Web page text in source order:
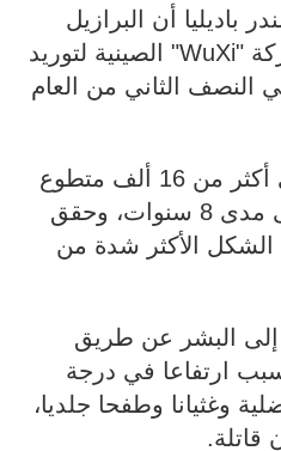
باديليا أن البرازيل
توصلت إلى اتفاق مع شركة "WuXi" الصينية لتوريد
في النصف الثاني من العام
واختُبر اللقاح الجديد على أكثر من 16 ألف متطوع
في 14 ولاية برازيلية على مدى 8 سنوات، وحقق
91.6% ضد الشكل الأكثر شدة من
إلى البشر عن طريق
ارتفاعا في درجة
وغثيانا وطفحا جلديا،
قاتلة.